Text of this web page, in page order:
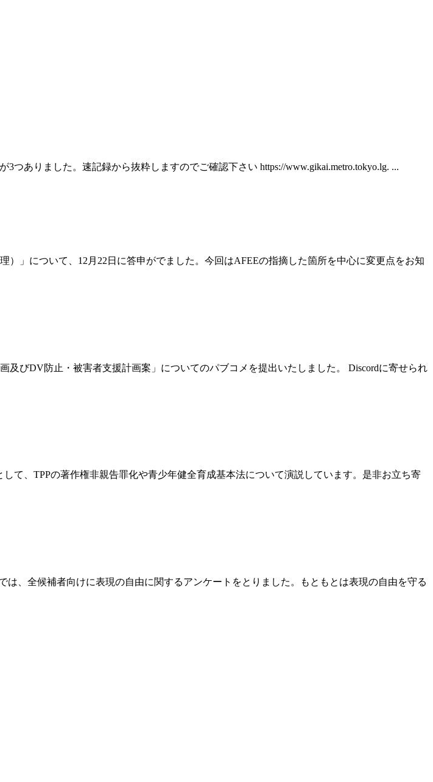
ありました。速記録から抜粋しますのでご確認下さい https://www.gikai.metro.tokyo.lg. ...
」について、12月22日に答申がでました。今回はAFEEの指摘した箇所を中心に変更点をお知
びDV防止・被害者支援計画案」についてのパブコメを提出いたしました。 Discordに寄せられ
て、TPPの著作権非親告罪化や青少年健全育成基本法について演説しています。是非お立ち寄
、全候補者向けに表現の自由に関するアンケートをとりました。もともとは表現の自由を守る